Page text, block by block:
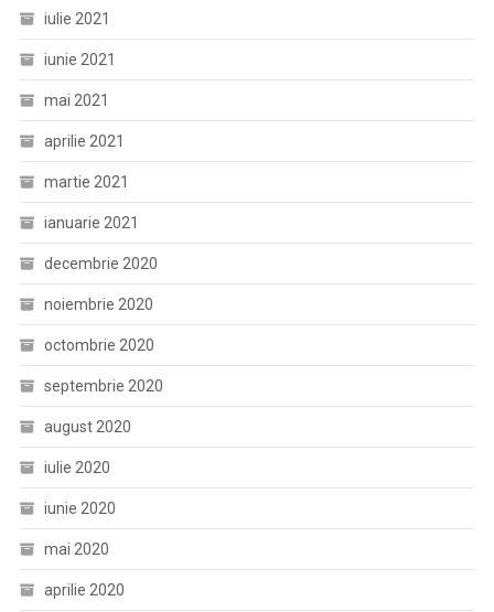
iulie 2021
iunie 2021
mai 2021
aprilie 2021
martie 2021
ianuarie 2021
decembrie 2020
noiembrie 2020
octombrie 2020
septembrie 2020
august 2020
iulie 2020
iunie 2020
mai 2020
aprilie 2020